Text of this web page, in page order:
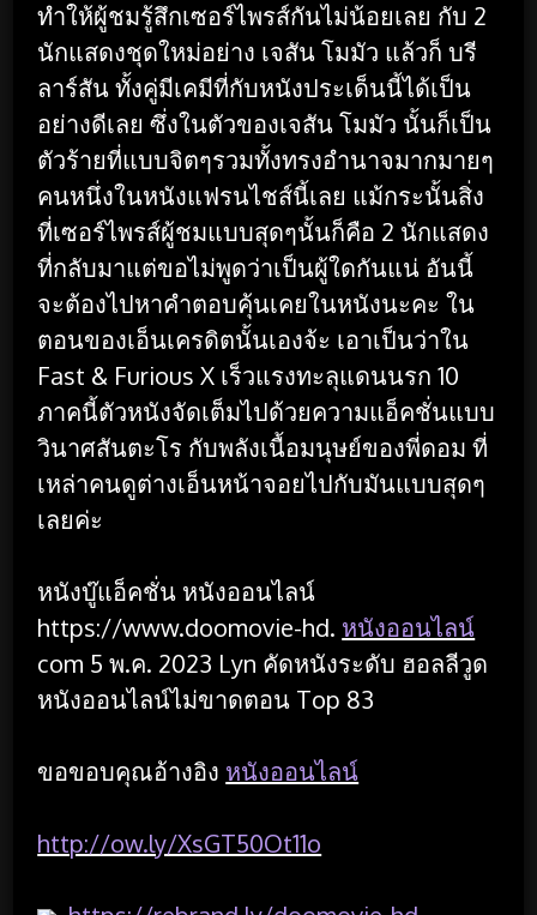
ทำให้ผู้ชมรู้สึกเซอร์ไพรส์กันไม่น้อยเลย กับ 2
นักแสดงชุดใหม่อย่าง เจสัน โมมัว แล้วก็ บรี
ลาร์สัน ทั้งคู่มีเคมีที่กับหนังประเด็นนี้ได้เป็น
อย่างดีเลย ซึ่งในตัวของเจสัน โมมัว นั้นก็เป็น
ตัวร้ายที่แบบจิตๆรวมทั้งทรงอำนาจมากมายๆ
คนหนึ่งในหนังแฟรนไชส์นี้เลย แม้กระนั้นสิ่ง
ที่เซอร์ไพรส์ผู้ชมแบบสุดๆนั้นก็คือ 2 นักแสดง
ที่กลับมาแต่ขอไม่พูดว่าเป็นผู้ใดกันแน่ อันนี้
จะต้องไปหาคำตอบคุ้นเคยในหนังนะคะ ใน
ตอนของเอ็นเครดิตนั้นเองจ้ะ เอาเป็นว่าใน
Fast & Furious X เร็วแรงทะลุแดนนรก 10
ภาคนี้ตัวหนังจัดเต็มไปด้วยความแอ็คชั่นแบบ
วินาศสันตะโร กับพลังเนื้อมนุษย์ของพี่ดอม ที่
เหล่าคนดูต่างเอ็นหน้าจอยไปกับมันแบบสุดๆ
เลยค่ะ
หนังบู๊แอ็คชั่น หนังออนไลน์
https://www.doomovie-hd. หนังออนไลน์
com 5 พ.ค. 2023 Lyn คัดหนังระดับ ฮอลลีวูด
หนังออนไลน์ไม่ขาดตอน Top 83
ขอขอบคุณอ้างอิง หนังออนไลน์
http://ow.ly/XsGT50Ot11o